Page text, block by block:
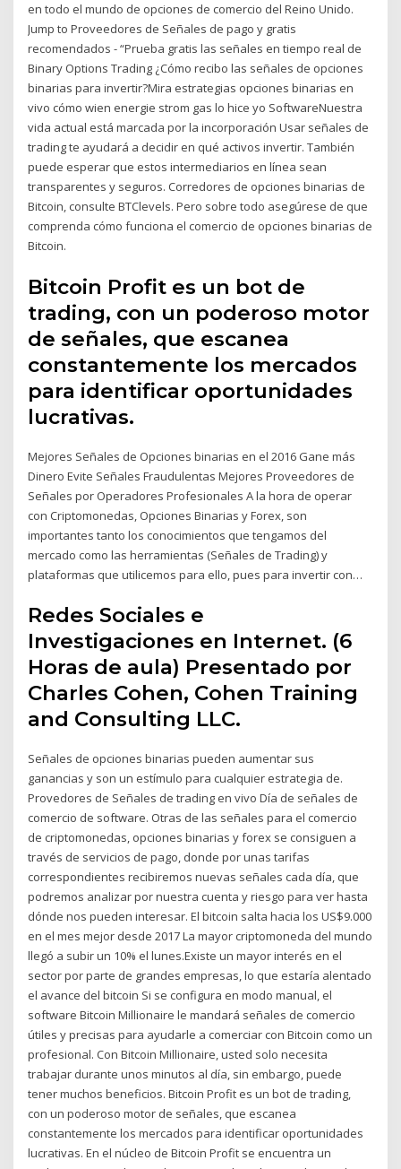
en todo el mundo de opciones de comercio del Reino Unido.
Jump to Proveedores de Señales de pago y gratis
recomendados - “Prueba gratis las señales en tiempo real de
Binary Options Trading ¿Cómo recibo las señales de opciones
binarias para invertir?Mira estrategias opciones binarias en
vivo cómo wien energie strom gas lo hice yo SoftwareNuestra
vida actual está marcada por la incorporación Usar señales de
trading te ayudará a decidir en qué activos invertir. También
puede esperar que estos intermediarios en línea sean
transparentes y seguros. Corredores de opciones binarias de
Bitcoin, consulte BTClevels. Pero sobre todo asegúrese de que
comprenda cómo funciona el comercio de opciones binarias de
Bitcoin.
Bitcoin Profit es un bot de
trading, con un poderoso motor
de señales, que escanea
constantemente los mercados
para identificar oportunidades
lucrativas.
Mejores Señales de Opciones binarias en el 2016 Gane más
Dinero Evite Señales Fraudulentas Mejores Proveedores de
Señales por Operadores Profesionales A la hora de operar
con Criptomonedas, Opciones Binarias y Forex, son
importantes tanto los conocimientos que tengamos del
mercado como las herramientas (Señales de Trading) y
plataformas que utilicemos para ello, pues para invertir con…
Redes Sociales e
Investigaciones en Internet. (6
Horas de aula) Presentado por
Charles Cohen, Cohen Training
and Consulting LLC.
Señales de opciones binarias pueden aumentar sus
ganancias y son un estímulo para cualquier estrategia de.
Provedores de Señales de trading en vivo Día de señales de
comercio de software. Otras de las señales para el comercio
de criptomonedas, opciones binarias y forex se consiguen a
través de servicios de pago, donde por unas tarifas
correspondientes recibiremos nuevas señales cada día, que
podremos analizar por nuestra cuenta y riesgo para ver hasta
dónde nos pueden interesar. El bitcoin salta hacia los US$9.000
en el mes mejor desde 2017 La mayor criptomoneda del mundo
llegó a subir un 10% el lunes.Existe un mayor interés en el
sector por parte de grandes empresas, lo que estaría alentado
el avance del bitcoin Si se configura en modo manual, el
software Bitcoin Millionaire le mandará señales de comercio
útiles y precisas para ayudarle a comerciar con Bitcoin como un
profesional. Con Bitcoin Millionaire, usted solo necesita
trabajar durante unos minutos al día, sin embargo, puede
tener muchos beneficios. Bitcoin Profit es un bot de trading,
con un poderoso motor de señales, que escanea
constantemente los mercados para identificar oportunidades
lucrativas. En el núcleo de Bitcoin Profit se encuentra un